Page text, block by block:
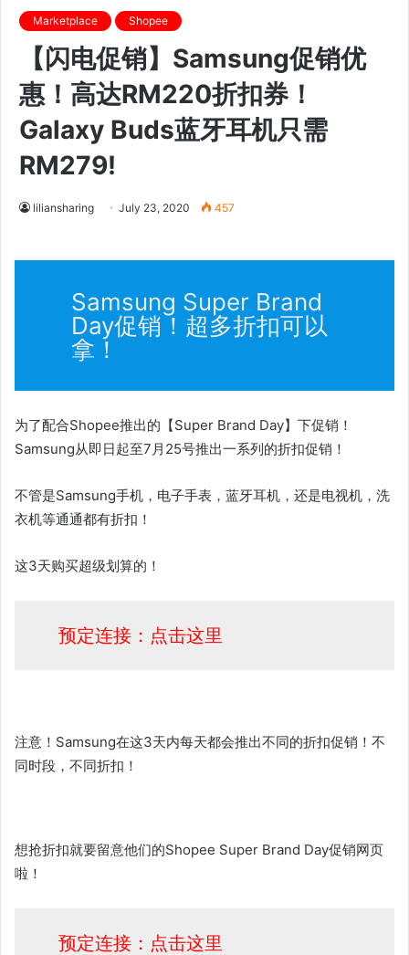
Marketplace Shopee
【闪电促销】Samsung促销优
惠！高达RM220折扣券！
Galaxy Buds蓝牙耳机只需
RM279!
liliansharing July 23, 2020 457
Samsung Super Brand
Day促销！超多折扣可以
拿！
为了配合Shopee推出的【Super Brand Day】下促销！
Samsung从即日起至7月25号推出一系列的折扣促销！
不管是Samsung手机，电子手表，蓝牙耳机，还是电视机，洗
衣机等通通都有折扣！
这3天购买超级划算的！
预定连接：点击这里
注意！Samsung在这3天内每天都会推出不同的折扣促销！不
同时段，不同折扣！
想抢折扣就要留意他们的Shopee Super Brand Day促销网页
啦！
预定连接：点击这里